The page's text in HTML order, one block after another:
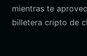
mientras te
billetera cripto de